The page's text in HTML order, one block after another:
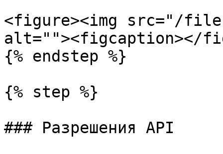
<figure><img src="/files/
alt=""><figcaption></
{% endstep %}
{% step %}
### Разрешения API